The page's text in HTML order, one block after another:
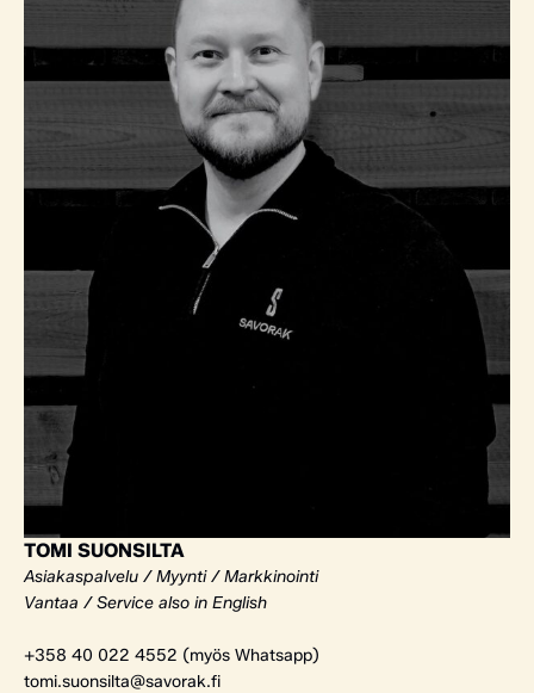
TOMI SUONSILTA
Asiakaspalvelu / Myynti / Markkinointi
Vantaa / Service also in English
+358 40 022 4552 (myös Whatsapp)
tomi.suonsilta@savorak.fi